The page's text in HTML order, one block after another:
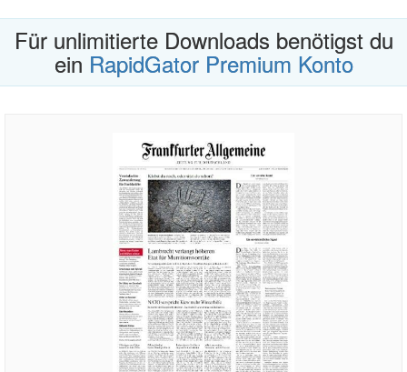
Für unlimitierte Downloads benötigst du
ein RapidGator Premium Konto